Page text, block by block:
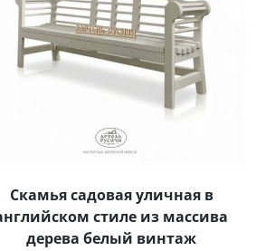
Скамья садовая уличная в
стиле из массива
дерева белый винтаж